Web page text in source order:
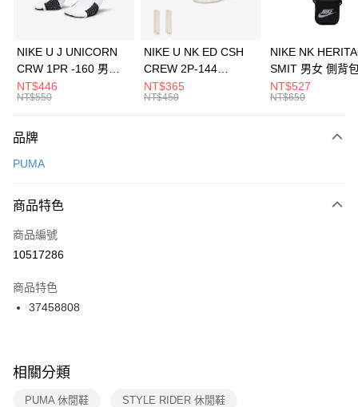
上海商業儲蓄銀行
元大商業銀行
台灣樂天信用卡公司
Apple Pay
全盈+PAY
AFTEE先享後付
【關於「AFTEE先享後付」】
便利好安心！
３．安心：先確認商品／服務後，再付款。
【「AFTEE先享後付」結帳流程】
１．於結帳方式選擇「AFTEE先享後付」後，將跳轉至「AFTEE先享後付」
２．訂單成立數日內，您將收到繳費通知簡訊。
３．收到繳費通知簡訊後14天內，點擊此簡訊中的連結，可透過四大超商／
ATM／網路銀行／等多元方式進行付款，方視為交易完成。
※ 交易是否成功請以「AFTEE先享後付 」之結帳頁面顯示為準，若有關於
是否繳費成功／繳費後需取消欲退款等相關疑問，請聯繫「AFTEE先享後付
客戶支援中心」https://netprotections.freshdesk.com/support/home
運送方式
每筆NT$100，滿NT$1,500(含以上)免運費
宅配
每筆NT$100，滿NT$1,500(含以上)免運費
付款後門市自取
每筆NT$100，滿NT$1,500(含以上)免運費
NIKE U J UNICORN
CRW 1PR -160 男女
中統襪 FZ3393100
NT$446
NT$550
NIKE U NK ED CSH
CREW 2P-144
EMBRDY 男女 短統襪
FZ3073133
NT$365
NT$450
NIKE NK
SMIT 男女 側背
BA5871010
NT$527
NT$650
品牌
PUMA
商品特色
商品編號
10517286
商品特色
37458808
相關分類
PUMA 休閒鞋 STYLE RIDER 休閒鞋